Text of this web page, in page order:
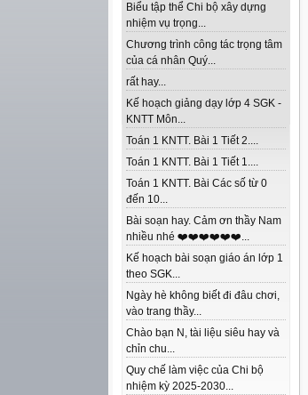
Biểu tập thể Chi bộ xây dựng
nhiệm vụ trọng...
Chương trình công tác trọng tâm
của cá nhân Quý...
rất hay...
Kế hoạch giảng dạy lớp 4 SGK -
KNTT Môn...
Toán 1 KNTT. Bài 1 Tiết 2....
Toán 1 KNTT. Bài 1 Tiết 1....
Toán 1 KNTT. Bài Các số từ 0
đến 10...
Bài soạn hay. Cảm ơn thầy Nam
nhiều nhé ❤️❤️❤️❤️❤️❤️...
Kế hoạch bài soạn giáo án lớp 1
theo SGK...
Ngày hè không biết đi đâu chơi,
vào trang thầy...
Chào bạn N, tài liệu siêu hay và
chỉn chu...
Quy chế làm việc của Chi bộ
nhiệm kỳ 2025-2030...